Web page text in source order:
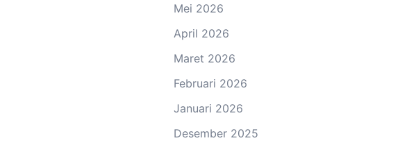
Mei 2026
April 2026
Maret 2026
Februari 2026
Januari 2026
Desember 2025